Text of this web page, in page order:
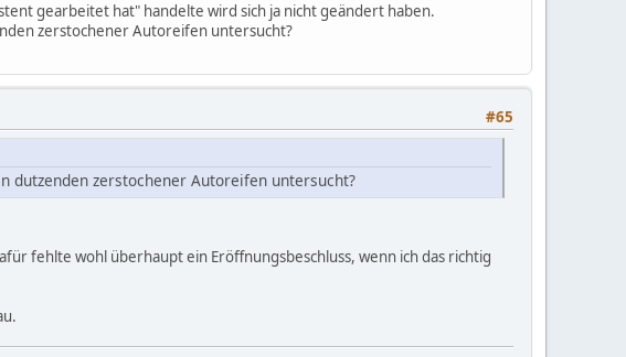
gearbeitet hat" handelte wird sich ja nicht geändert haben.
zerstochener Autoreifen untersucht?
#65
dutzenden zerstochener Autoreifen untersucht?
fehlte wohl überhaupt ein Eröffnungsbeschluss, wenn ich das richtig